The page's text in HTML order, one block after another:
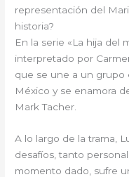
representación del
historia?
En la serie «La hija del
interpretado por
que se une a un grupo
México y se enamora
Mark Tacher.
A lo largo de la trama,
desafíos, tanto
momento dado, sufre